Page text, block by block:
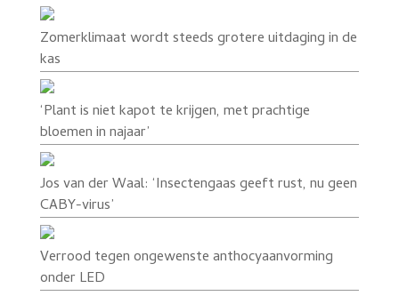
Zomerklimaat wordt steeds grotere uitdaging in de
kas
‘Plant is niet kapot te krijgen, met prachtige
bloemen in najaar’
Jos van der Waal: ‘Insectengaas geeft rust, nu geen
CABY-virus’
Verrood tegen ongewenste anthocyaanvorming
onder LED